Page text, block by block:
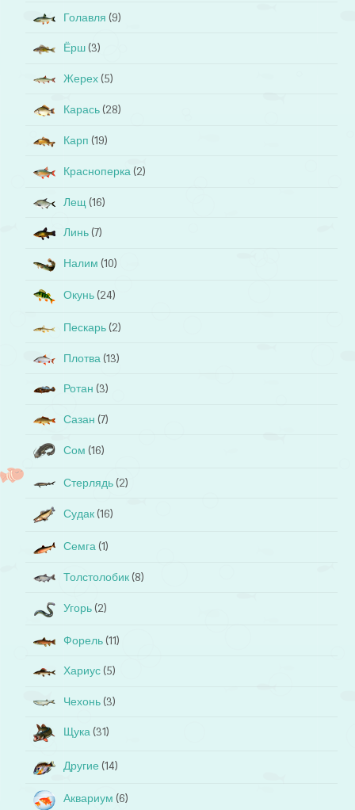
Голавля (9)
Ёрш (3)
Жерех (5)
Карась (28)
Карп (19)
Красноперка (2)
Лещ (16)
Линь (7)
Налим (10)
Окунь (24)
Пескарь (2)
Плотва (13)
Ротан (3)
Сазан (7)
Сом (16)
Стерлядь (2)
Судак (16)
Семга (1)
Толстолобик (8)
Угорь (2)
Форель (11)
Хариус (5)
Чехонь (3)
Щука (31)
Другие (14)
Аквариум (6)